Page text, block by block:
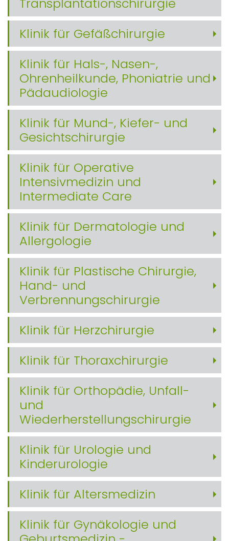
Klinik für Gefäßchirurgie
Klinik für Hals-, Nasen-,
Ohrenheilkunde, Phoniatrie und
Pädaudiologie
Klinik für Mund-, Kiefer- und
Gesichtschirurgie
Klinik für Operative
Intensivmedizin und
Intermediate Care
Klinik für Dermatologie und
Allergologie
Klinik für Plastische Chirurgie,
Hand- und
Verbrennungschirurgie
Klinik für Herzchirurgie
Klinik für Thoraxchirurgie
Klinik für Orthopädie, Unfall-
und
Wiederherstellungschirurgie
Klinik für Urologie und
Kinderurologie
Klinik für Altersmedizin
Klinik für Gynäkologie und